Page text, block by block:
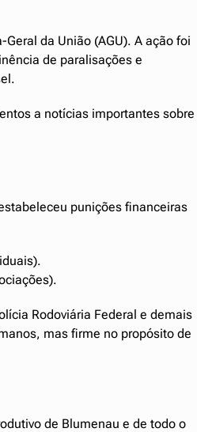
da União (AGU). A ação foi
de paralisações e
a notícias importantes sobre
punições financeiras
Rodoviária Federal e demais
mas firme no propósito de
de Blumenau e de todo o